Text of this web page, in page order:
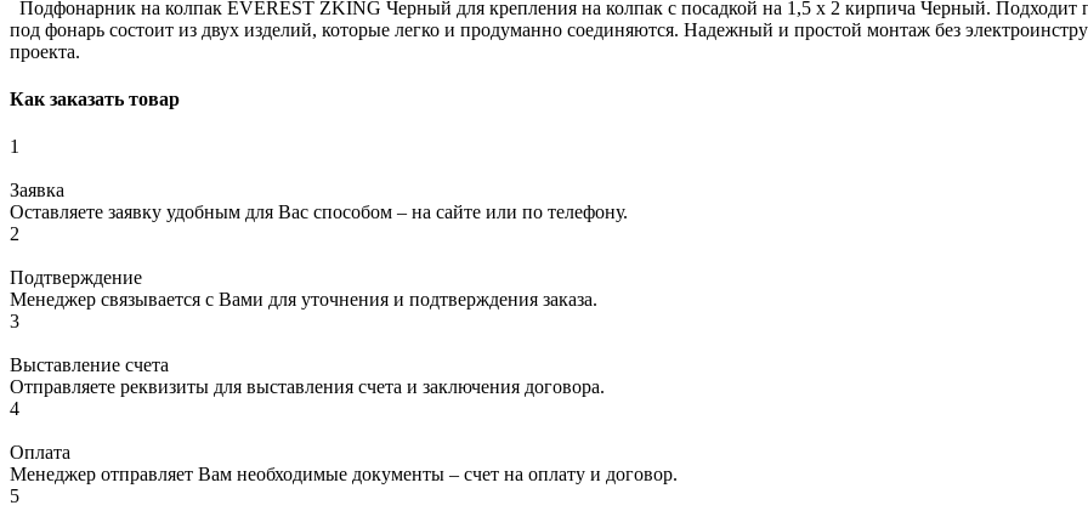
Подфонарник на колпак EVEREST ZKING Черный для крепления на колпак с посадкой на 1,5 х 2 кирпича Черный.
под фонарь состоит из двух изделий, которые легко и продуманно соединяются. Надежный и простой монтаж без
проекта.
Как заказать товар
1
Заявка
Оставляете заявку удобным для Вас способом – на сайте или по телефону.
2
Подтверждение
Менеджер связывается с Вами для уточнения и подтверждения заказа.
3
Выставление счета
Отправляете реквизиты для выставления счета и заключения договора.
4
Оплата
Менеджер отправляет Вам необходимые документы – счет на оплату и договор.
5